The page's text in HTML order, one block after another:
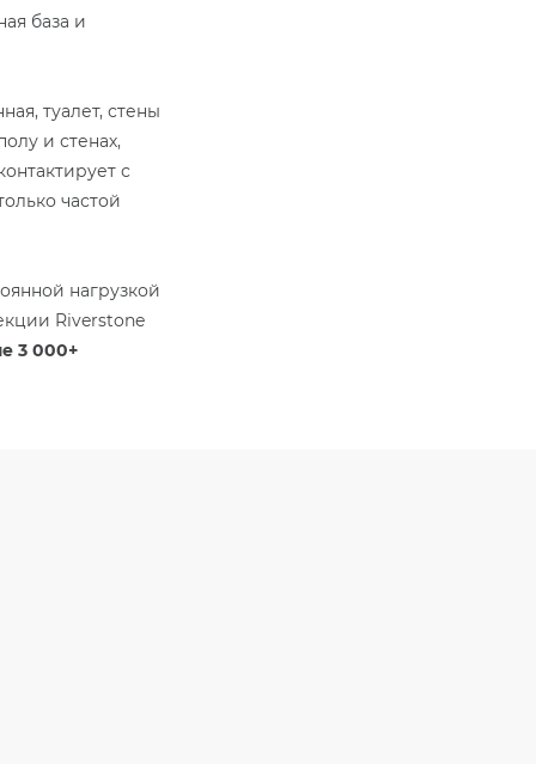
база и
туалет, стены
и стенах,
с
частой
нагрузкой
Riverstone
3 000+